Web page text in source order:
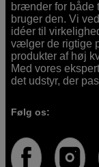
brænder for både
bruger den. Vi
idéer til
vælger de rigtige
produkter af høj
Med vores
det udstyr, der
Følg os: